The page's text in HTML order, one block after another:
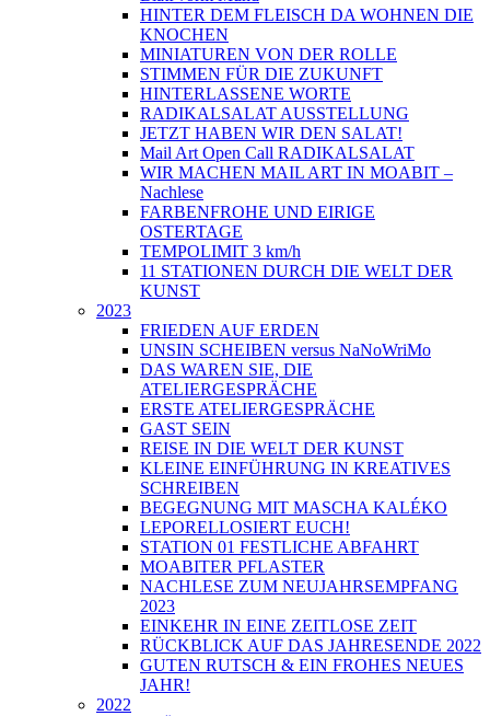
HINTER DEM FLEISCH DA WOHNEN DIE
KNOCHEN
MINIATUREN VON DER ROLLE
STIMMEN FÜR DIE ZUKUNFT
HINTERLASSENE WORTE
RADIKALSALAT AUSSTELLUNG
JETZT HABEN WIR DEN SALAT!
Mail Art Open Call RADIKALSALAT
WIR MACHEN MAIL ART IN MOABIT –
Nachlese
FARBENFROHE UND EIRIGE
OSTERTAGE
TEMPOLIMIT 3 km/h
11 STATIONEN DURCH DIE WELT DER
KUNST
2023
FRIEDEN AUF ERDEN
UNSIN SCHEIBEN versus NaNoWriMo
DAS WAREN SIE, DIE
ATELIERGESPRÄCHE
ERSTE ATELIERGESPRÄCHE
GAST SEIN
REISE IN DIE WELT DER KUNST
KLEINE EINFÜHRUNG IN KREATIVES
SCHREIBEN
BEGEGNUNG MIT MASCHA KALÉKO
LEPORELLOSIERT EUCH!
STATION 01 FESTLICHE ABFAHRT
MOABITER PFLASTER
NACHLESE ZUM NEUJAHRSEMPFANG
2023
EINKEHR IN EINE ZEITLOSE ZEIT
RÜCKBLICK AUF DAS JAHRESENDE 2022
GUTEN RUTSCH & EIN FROHES NEUES
JAHR!
2022